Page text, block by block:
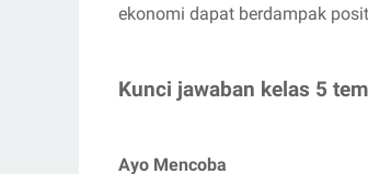
ekonomi dapat berdampak
Kunci jawaban kelas 5
Ayo Mencoba